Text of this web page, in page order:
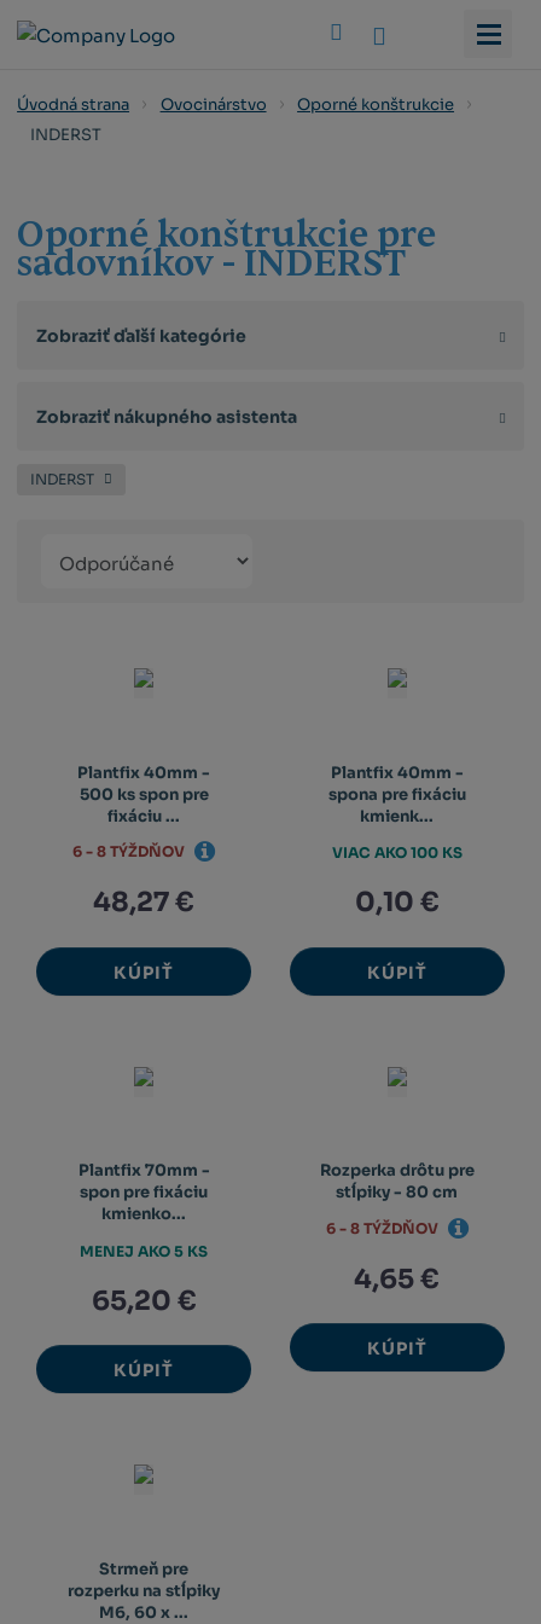
Úvodná strana Ovocinárstvo
Oporné konštrukcie
INDERST
Oporné konštrukcie pre
sadovníkov - INDERST
Zobraziť ďalší kategórie
Zobraziť nákupného asistenta
INDERST
produktů
Plantfix 40mm -
500 ks spon pre
fixáciu ...
48,27 €
KÚPIŤ
6 - 8 TÝŽDŇOV
Plantfix 40mm -
spona pre fixáciu
kmienk...
0,10 €
KÚPIŤ
VIAC AKO 100 KS
Plantfix 70mm -
spon pre fixáciu
kmienko...
65,20 €
KÚPIŤ
MENEJ AKO 5 KS
Rozperka drôtu pre
stĺpiky - 80 cm
4,65 €
KÚPIŤ
6 - 8 TÝŽDŇOV
Strmeň pre
rozperku na stĺpiky
M6, 60 x ...